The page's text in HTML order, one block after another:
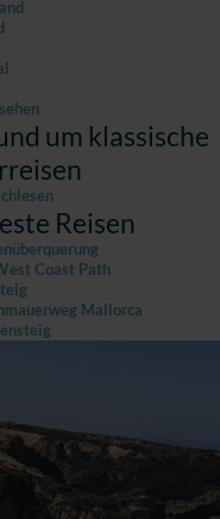
um klassische
Reisen
Coast Path
Mallorca